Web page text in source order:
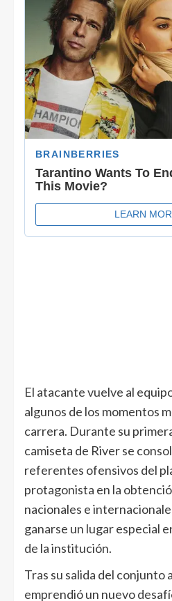
El atacante vuelve al
algunos de los momentos
carrera. Durante su
camiseta de River se
referentes ofensivos del
protagonista en la
nacionales e
ganarse un lugar especial
de la institución.
Tras su salida del
emprendió un nuevo